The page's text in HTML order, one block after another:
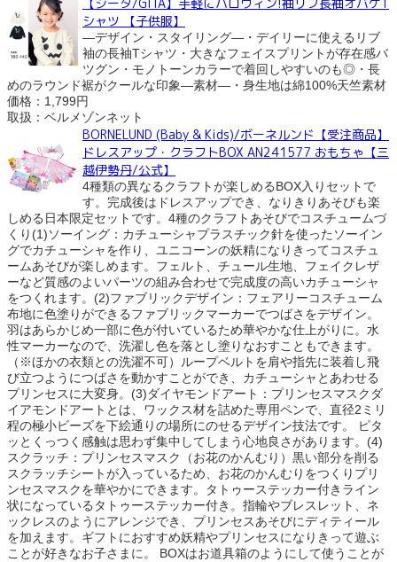
シャツ 【子供服】
―デザイン・スタイリング―・デイリーに使えるリブ
袖の長袖Tシャツ・大きなフェイスプリントが存在感バ
ツグン・モノトーンカラーで着回しやすいのも◎・長
めのラウンド裾がクールな印象―素材―・身生地は綿100%天竺素材
価格：1,799円
取扱：ベルメゾンネット
BORNELUND (Baby & Kids)/ボーネルンド【受注商品】
ドレスアップ・クラフトBOX AN241577 おもちゃ【三
越伊勢丹/公式】
4種類の異なるクラフトが楽しめるBOX入りセットで
す。完成後はドレスアップでき、なりきりあそびも楽
しめる日本限定セットです。4種のクラフトあそびでコスチュームづ
くり(1)ソーイング：カチューシャプラスチック針を使ったソーイン
グでカチューシャを作り、ユニコーンの妖精になりきってコスチュ
ームあそびが楽しめます。フェルト、チュール生地、フェイクレザ
ーなど質感のよいパーツの組み合わせで完成度の高いカチューシャ
をつくれます。(2)ファブリックデザイン：フェアリーコスチューム
布地に色塗りができるファブリックマーカーでつばさをデザイン。
羽はあらかじめ一部に色が付いているため華やかな仕上がりに。水
性マーカーなので、洗濯し色を落とし塗りなおすこともできます。
（※ほかの衣類との洗濯不可）ループベルトを肩や指先に装着し飛
び立つようにつばさを動かすことができ、カチューシャとあわせる
プリンセスに大変身。(3)ダイヤモンドアート：プリンセスマスクダ
イアモンドアートとは、ワックス材を詰めた専用ペンで、直径2ミリ
程の極小ビーズを下絵通りの場所にのせるデザイン技法です。 ピタ
ッとくっつく感触は思わず集中してしまう心地良さがあります。(4)
スクラッチ：プリンセスマスク（お花のかんむり）黒い部分を削る
スクラッチシートが入っているため、お花のかんむりをつくりプリ
ンセスマスクを華やかにできます。タトゥーステッカー付きライン
状になっているタトゥーステッカー付き。指輪やブレスレット、ネ
ックレスのようにアレンジでき、プリンセスあそびにディティール
を加えます。ギフトにおすすめ妖精やプリンセスになりきって遊ぶ
ことが好きなお子さまに。 BOXはお道具箱のようにして使うことが